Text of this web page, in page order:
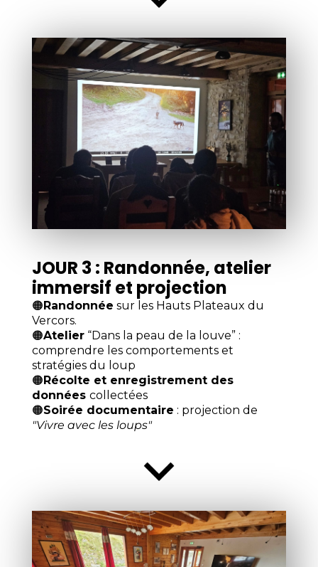
JOUR 3 : Randonnée, atelier
immersif et projection
🟠Randonnée sur les Hauts Plateaux du
Vercors.
🟠Atelier “Dans la peau de la louve” :
comprendre les comportements et
stratégies du loup
🟠Récolte et enregistrement des
données collectées
🟠Soirée documentaire : projection de
"Vivre avec les loups"